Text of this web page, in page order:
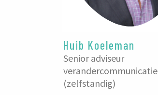
Huib Koeleman
Senior adviseur
verandercommunicatie
(zelfstandig)